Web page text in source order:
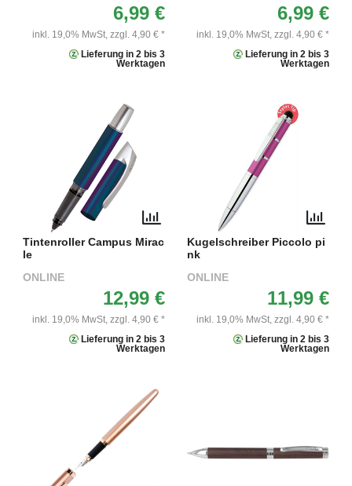
6,99 €
inkl. 19,0% MwSt, zzgl. 4,90 € *
Lieferung in 2 bis 3
Werktagen
6,99 €
inkl. 19,0% MwSt, zzgl. 4,90 € *
Lieferung in 2 bis 3
Werktagen
Tintenroller Campus Mirac
le
ONLINE
12,99 €
inkl. 19,0% MwSt, zzgl. 4,90 € *
Lieferung in 2 bis 3
Werktagen
Kugelschreiber Piccolo pi
nk
ONLINE
11,99 €
inkl. 19,0% MwSt, zzgl. 4,90 € *
Lieferung in 2 bis 3
Werktagen